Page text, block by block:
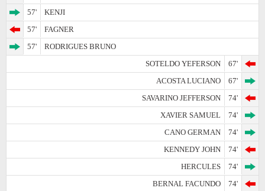
57'
KENJI
57'
FAGNER
57'
RODRIGUES BRUNO
SOTELDO YEFERSON
67'
ACOSTA LUCIANO
67'
SAVARINO JEFFERSON
74'
XAVIER SAMUEL
74'
CANO GERMAN
74'
KENNEDY JOHN
74'
HERCULES
74'
BERNAL FACUNDO
74'